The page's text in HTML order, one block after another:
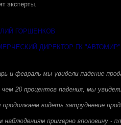
эксперты.
ГОРШЕНКОВ
ДИРЕКТОР ГК "АВТОМИР"
и февраль мы увидели падение
чем 20 процентов падения, мы
продолжаем видеть затруднение
наблюдениям примерно вполовину -